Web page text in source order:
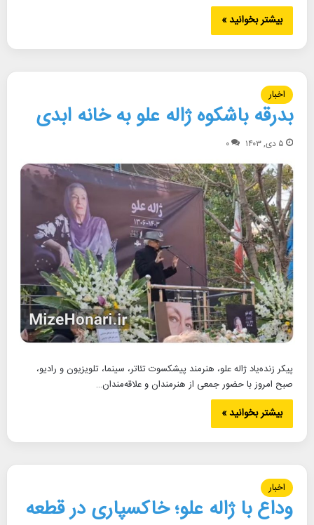
بیشتر بخوانید »
اخبار
بدرقه باشکوه ژاله علو به خانه ابدی
۵ دی, ۱۴۰۳ ۰
پیکر زنده‌یاد ژاله علو، هنرمند پیشکسوت تئاتر، سینما، تلویزیون و رادیو،
صبح امروز با حضور جمعی از هنرمندان و علاقه‌مندان…
بیشتر بخوانید »
اخبار
وداع با ژاله علو؛ خاکسپاری در قطعه